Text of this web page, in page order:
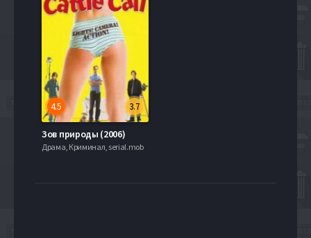
3.7
4.5
Зов природы (2006)
Драма, Криминал, serial.mob